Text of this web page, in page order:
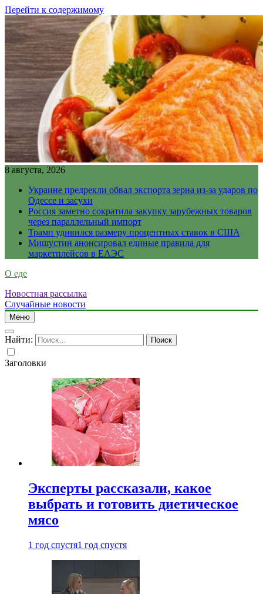
Перейти к содержимому
8 августа, 2026
Украине предрекли обвал экспорта зерна из-за ударов по
Одессе и засухи
Россия заметно сократила закупку зарубежных товаров
через параллельный импорт
Трамп удивился размеру процентных ставок в США
Мишустин анонсировал единые правила для
маркетплейсов в ЕАЭС
О еде
Новостная рассылка
Случайные новости
Меню
Найти:
Заголовки
Эксперты рассказали, какое
выбрать и готовить диетическое
мясо
1 год спустя1 год спустя